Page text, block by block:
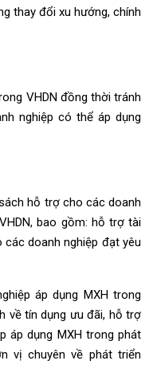
thay đổi xu hướng, chính
VHDN đồng thời tránh
nghiệp có thể áp dụng
hỗ trợ cho các doanh
bao gồm: hỗ trợ tài
doanh nghiệp đạt yêu
áp dụng MXH trong
về tín dụng ưu đãi, hỗ trợ
áp dụng MXH trong phát
vị chuyên về phát triển